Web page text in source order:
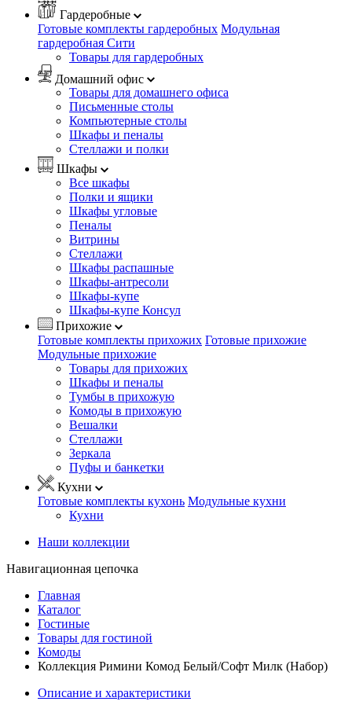
Гардеробные
Готовые комплекты гардеробных Модульная
гардеробная Сити
Товары для гардеробных
Домашний офис
Товары для домашнего офиса
Письменные столы
Компьютерные столы
Шкафы и пеналы
Стеллажи и полки
Шкафы
Все шкафы
Полки и ящики
Шкафы угловые
Пеналы
Витрины
Стеллажи
Шкафы распашные
Шкафы-антресоли
Шкафы-купе
Шкафы-купе Консул
Прихожие
Готовые комплекты прихожих Готовые прихожие
Модульные прихожие
Товары для прихожих
Шкафы и пеналы
Тумбы в прихожую
Комоды в прихожую
Вешалки
Стеллажи
Зеркала
Пуфы и банкетки
Кухни
Готовые комплекты кухонь Модульные кухни
Кухни
Наши коллекции
Навигационная цепочка
Главная
Каталог
Гостиные
Товары для гостиной
Комоды
Коллекция Римини Комод Белый/Софт Милк (Набор)
Описание и характеристики